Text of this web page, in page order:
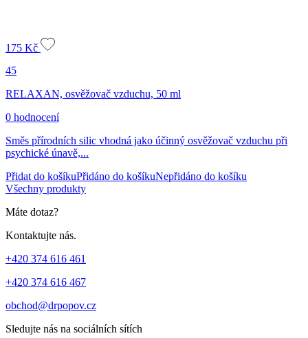
175 Kč
45
RELAXAN, osvěžovač vzduchu, 50 ml
0 hodnocení
Směs přírodních silic vhodná jako účinný osvěžovač vzduchu při
psychické únavě,...
Přidat do košíkuPřidáno do košíkuNepřidáno do košíku
Všechny produkty
Máte dotaz?
Kontaktujte nás.
+420 374 616 461
+420 374 616 467
obchod@drpopov.cz
Sledujte nás na sociálních sítích